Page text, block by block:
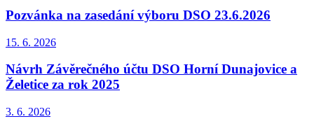
Pozvánka na zasedání výboru DSO 23.6.2026
15. 6. 2026
Návrh Závěrečného účtu DSO Horní Dunajovice a
Želetice za rok 2025
3. 6. 2026